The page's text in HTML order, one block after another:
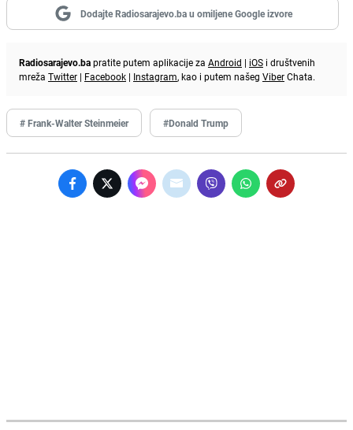
Dodajte Radiosarajevo.ba u omiljene Google izvore
Radiosarajevo.bapratite putem aplikacije za Android | iOS i društvenih
mreža Twitter | Facebook | Instagram, kao i putem našeg ViberChata.
# Frank-Walter Steinmeier #Donald Trump